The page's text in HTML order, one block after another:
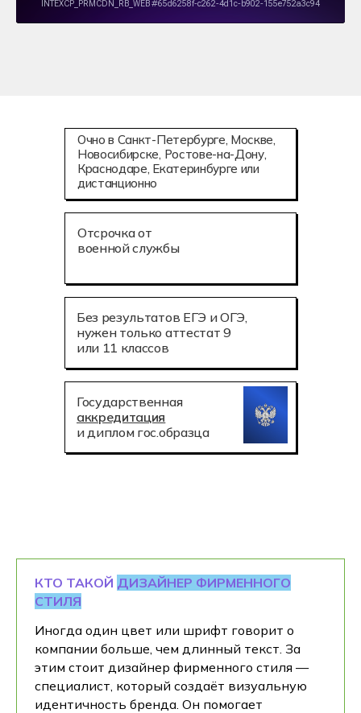
Государственная
аккредитация
и диплом гос.образца
Отсрочка от
военной службы
Без результатов ЕГЭ и ОГЭ,
нужен только аттестат 9
или 11 классов
Очно в Санкт-Петербурге, Москве,
Новосибирске, Ростове-на-Дону,
Краснодаре, Екатеринбурге или
дистанционно
КТО ТАКОЙ ДИЗАЙНЕР ФИРМЕННОГО
СТИЛЯ
Иногда один цвет или шрифт говорит о
компании больше, чем длинный текст. За
этим стоит дизайнер фирменного стиля —
специалист, который создаёт визуальную
идентичность бренда. Он помогает